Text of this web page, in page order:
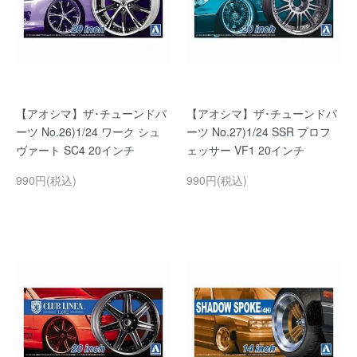
【アオシマ】ザ･チューンドパ
ーツ No.26)1/24 ワーク シュ
ヴァート SC4 20インチ
990円(税込)
【アオシマ】ザ･チューンドパ
ーツ No.27)1/24 SSR プロフ
ェッサー VF1 20インチ
990円(税込)